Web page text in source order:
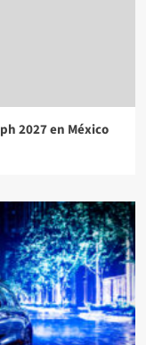
2027 en México